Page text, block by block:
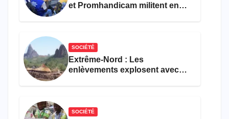
et Promhandicam militent en
SOCIÉTÉ
Extrême-Nord : Les
enlèvements explosent avec
SOCIÉTÉ